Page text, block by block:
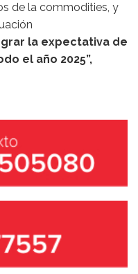
de la commodities, y
la expectativa de
el año 2025”,